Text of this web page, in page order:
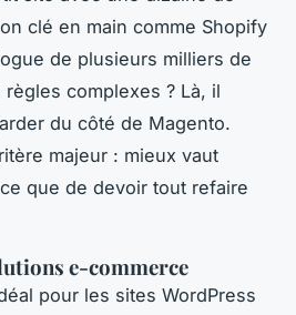
clé en main comme Shopify
de plusieurs milliers de
complexes ? Là, il
du côté de Magento.
majeur : mieux vaut
que de devoir tout refaire
e-commerce
pour les sites WordPress